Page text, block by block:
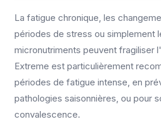
La fatigue chronique, les
périodes de stress ou simplement
micronutriments peuvent fragiliser
Extreme est particulièrement
périodes de fatigue intense, en
pathologies saisonnières, ou pour
convalescence.